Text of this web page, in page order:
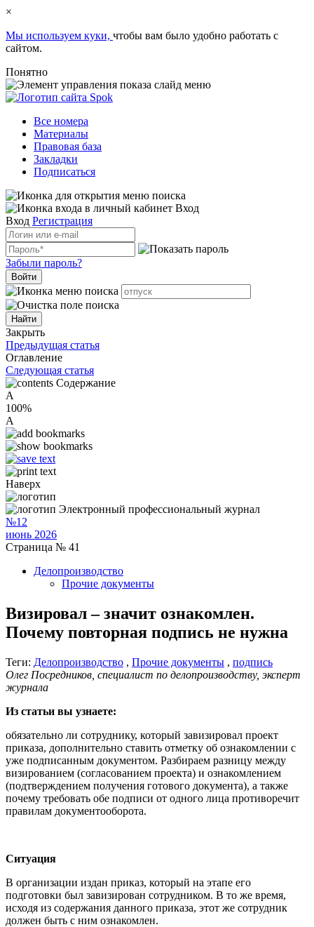
×
Мы используем куки, чтобы вам было удобно работать с
сайтом.
Понятно
Все номера
Материалы
Правовая база
Закладки
Подписаться
Вход
Вход Регистрация
Забыли пароль?
Войти
Закрыть
Предыдущая статья
Оглавление
Следующая статья
Содержание
A
100%
A
Наверх
Электронный профессиональный журнал
№12
июнь 2026
Страница № 41
Делопроизводство
Прочие документы
Визировал – значит ознакомлен.
Почему повторная подпись не нужна
Теги: Делопроизводство , Прочие документы , подпись
Олег Посредников, специалист по делопроизводству, эксперт
журнала
Из статьи вы узнаете:
обязательно ли сотруднику, который завизировал проект
приказа, дополнительно ставить отметку об ознакомлении с
уже подписанным документом. Разбираем разницу между
визированием (согласованием проекта) и ознакомлением
(подтверждением получения готового документа), а также
почему требовать обе подписи от одного лица противоречит
правилам документооборота.
Ситуация
В организации издан приказ, который на этапе его
подготовки был завизирован сотрудником. В то же время,
исходя из содержания данного приказа, этот же сотрудник
должен быть с ним ознакомлен.